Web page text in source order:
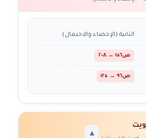
الثانية (الإحصاء والاحتمال)
ص١٥٦ → ٢٠٨
ص٩٦ → ١٢٥
▼